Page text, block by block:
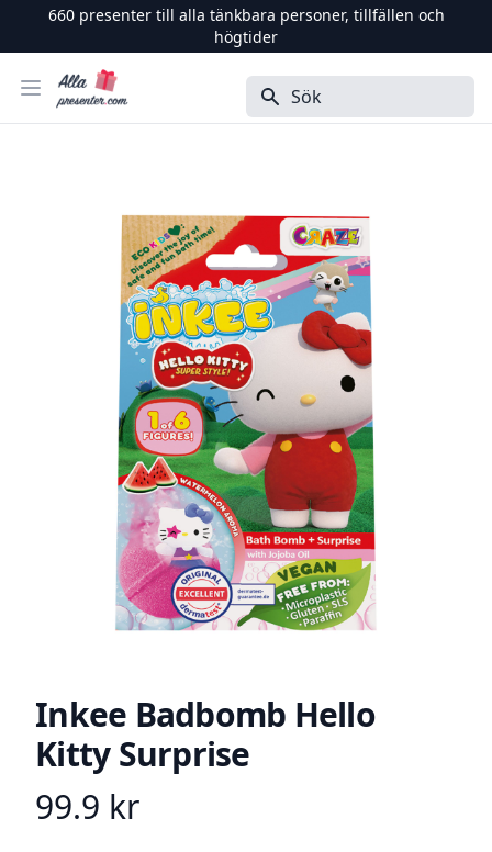
660presenter till alla tänkbara personer, tillfällen och
högtider
Öppna menyn
Alla Presenter Sök
Inkee Badbomb Hello
Kitty Surprise
Product information
99.9 kr